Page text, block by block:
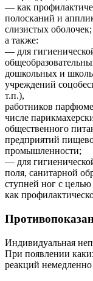
— как
полосканий и
слизистых оболочек;
а также:
— для
дошкольных и
учреждений
т.п.),
работников
числе
общественного
предприятий
промышленности;
— для
поля, санитарной
ступней ног с
как
Индивидуальная
При появлении
реакций немедленно